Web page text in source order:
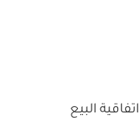
اتفاقية البيع